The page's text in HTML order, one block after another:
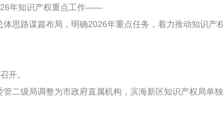
年知识产权重点工作——
思路谋篇布局，明确2026年重点任务，着力推动知识产
开。
二级局调整为市政府直属机构，滨海新区知识产权局单